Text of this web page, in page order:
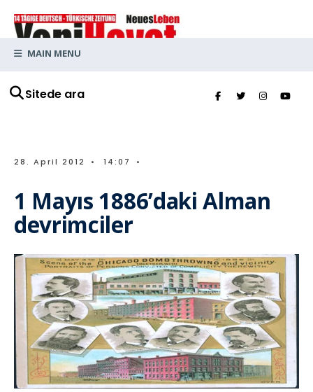
Sitede ara
MAIN MENU
28. April 2012 • 14:07 •
1 Mayıs 1886’daki Alman
devrimciler